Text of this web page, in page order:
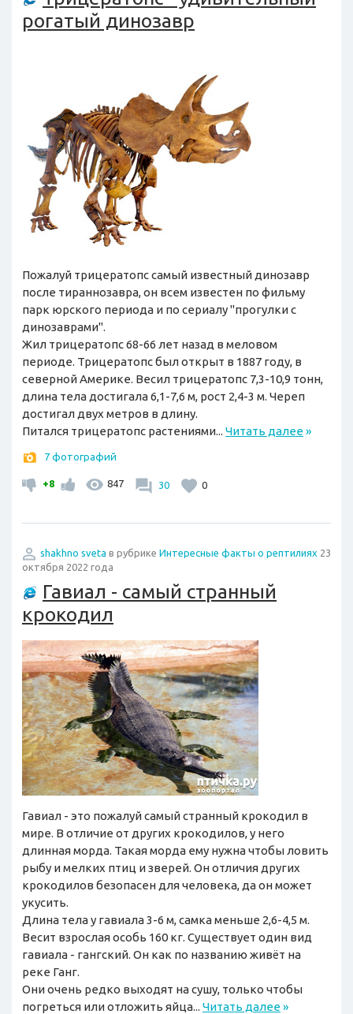
рогатый динозавр
Пожалуй трицератопс самый известный динозавр
после тираннозавра, он всем известен по фильму
парк юрского периода и по сериалу "прогулки с
динозаврами".
Жил трицератопс 68-66 лет назад в меловом
периоде. Трицератопс был открыт в 1887 году, в
северной Америке. Весил трицератопс 7,3-10,9 тонн,
длина тела достигала 6,1-7,6 м, рост 2,4-3 м. Череп
достигал двух метров в длину.
Питался трицератопс растениями... Читать далее»
7 фотографий
+8 847 30 0
shakhno sveta в рубрике Интересные факты о рептилиях 23
октября 2022 года
Гавиал - самый странный
крокодил
Гавиал - это пожалуй самый странный крокодил в
мире. В отличие от других крокодилов, у него
длинная морда. Такая морда ему нужна чтобы ловить
рыбу и мелких птиц и зверей. Он отличия других
крокодилов безопасен для человека, да он может
укусить.
Длина тела у гавиала 3-6 м, самка меньше 2,6-4,5 м.
Весит взрослая особь 160 кг. Существует один вид
гавиала - гангский. Он как по названию живёт на
реке Ганг.
Они очень редко выходят на сушу, только чтобы
погреться или отложить яйца... Читать далее»